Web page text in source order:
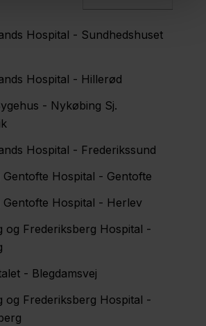
Hospital - Sundhedshuset
Hospital - Hillerød
- Nykøbing Sj.
Hospital - Frederikssund
Gentofte Hospital - Gentofte
Gentofte Hospital - Herlev
og Frederiksberg Hospital -
- Blegdamsvej
og Frederiksberg Hospital -